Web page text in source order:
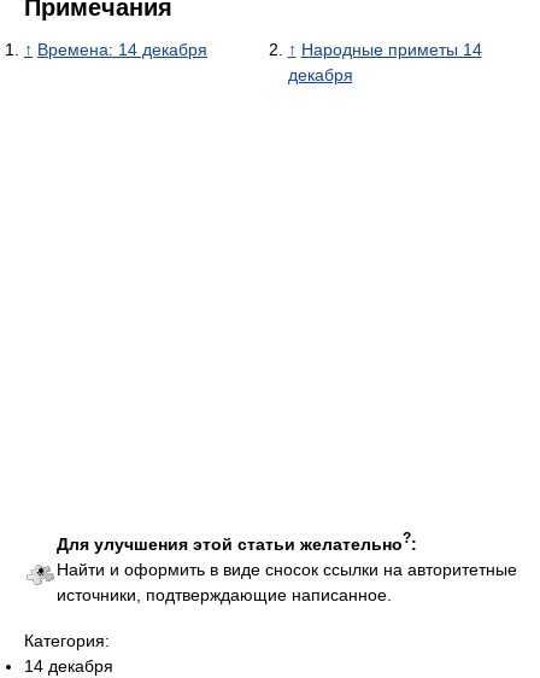
Примечания
↑ Времена: 14 декабря ↑ Народные приметы 14
декабря
Для улучшения этой статьи желательно?:
Найти и оформить в виде сносок ссылки на авторитетные
источники, подтверждающие написанное.
Категория:
14 декабря